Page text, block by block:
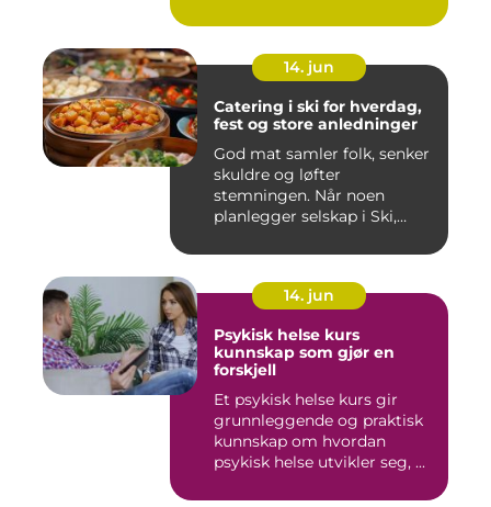
14. jun
Catering i ski for hverdag,
fest og store anledninger
God mat samler folk, senker
skuldre og løfter
stemningen. Når noen
planlegger selskap i Ski,
14. jun
Psykisk helse kurs
kunnskap som gjør en
forskjell
Et psykisk helse kurs gir
grunnleggende og praktisk
kunnskap om hvordan
psykisk helse utvikler seg, ...